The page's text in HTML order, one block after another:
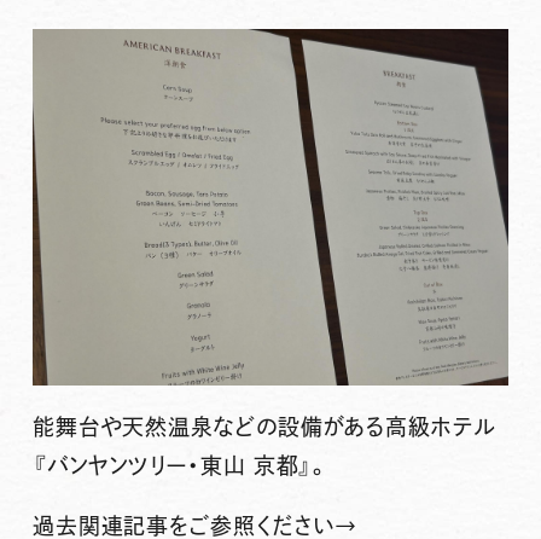
能舞台や天然温泉などの設備がある高級ホテル
『バンヤンツリー・東山 京都』。
過去関連記事をご参照ください→